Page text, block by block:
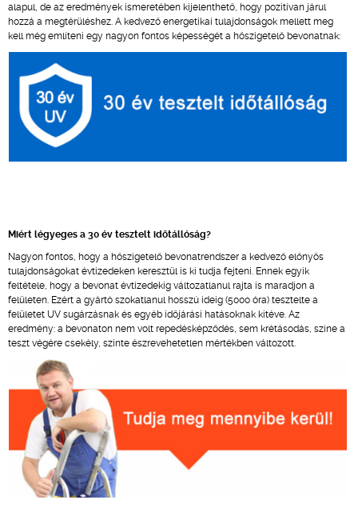
alapul, de az eredmények ismeretében kijelenthető, hogy pozitívan járul
hozzá a megtérüléshez. A kedvező energetikai tulajdonságok mellett meg
kell még említeni egy nagyon fontos képességét a hőszigetelő bevonatnak:
Miért légyeges a 30 év tesztelt időtállóság?
Nagyon fontos, hogy a hőszigetelő bevonatrendszer a kedvező előnyös
tulajdonságokat évtizedeken keresztül is ki tudja fejteni. Ennek egyik
feltétele, hogy a bevonat évtizedekig változatlanul rajta is maradjon a
felületen. Ezért a gyártó szokatlanul hosszú ideig (5000 óra) tesztelte a
felületet UV sugárzásnak és egyéb időjárási hatásoknak kitéve. Az
eredmény: a bevonaton nem volt repedésképződés, sem krétásodás, színe a
teszt végére csekély, szinte észrevehetetlen mértékben változott.